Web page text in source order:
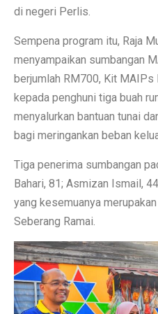
di negeri Perlis.
Sempena program itu, Raja
menyampaikan sumbangan
berjumlah RM700, Kit
kepada penghuni tiga buah
menyalurkan bantuan tunai
bagi meringankan beban
Tiga penerima sumbangan
Bahari, 81; Asmizan Ismail,
yang kesemuanya
Seberang Ramai.